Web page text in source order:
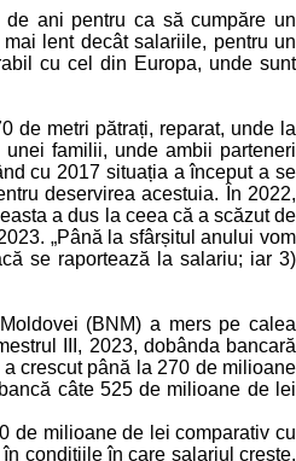
ani pentru ca să cumpăre un
lent decât salariile, pentru un
cu cel din Europa, unde sunt
de metri pătrați, reparat, unde la
familii, unde ambii parteneri
cu 2017 situația a început a se
deservirea acestuia. În 2022,
a dus la ceea că a scăzut de
„Până la sfârșitul anului vom
se raportează la salariu; iar 3)
(BNM) a mers pe calea
III, 2023, dobânda bancară
crescut până la 270 de milioane
câte 525 de milioane de lei
de milioane de lei comparativ cu
condițiile în care salariul crește,